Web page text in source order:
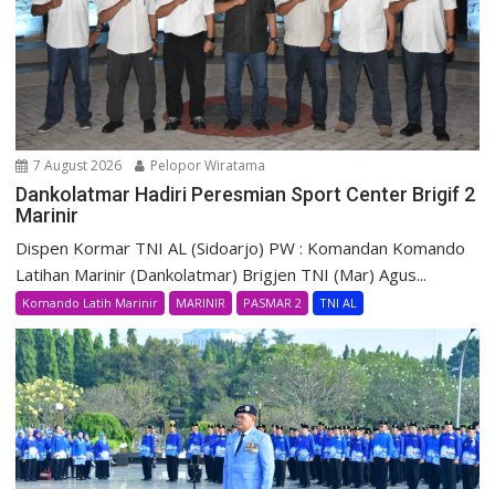
7 August 2026 Pelopor Wiratama
Dankolatmar Hadiri Peresmian Sport Center Brigif 2
Marinir
Dispen Kormar TNI AL (Sidoarjo) PW : Komandan Komando
Latihan Marinir (Dankolatmar) Brigjen TNI (Mar) Agus...
Komando Latih Marinir MARINIR PASMAR 2 TNI AL